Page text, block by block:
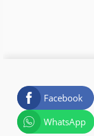
Facebook
WhatsApp